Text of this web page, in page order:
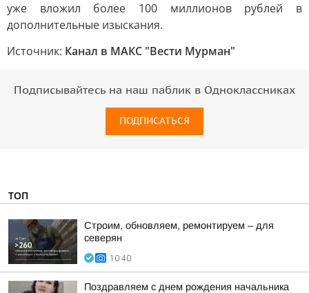
уже вложил более 100 миллионов рублей в
дополнительные изыскания.
Источник: Канал в МАКС "Вести Мурман"
Подписывайтесь на наш паблик в Одноклассниках
ПОДПИСАТЬСЯ
ТОП
Строим, обновляем, ремонтируем – для
северян
10:40
Поздравляем с днем рождения начальника